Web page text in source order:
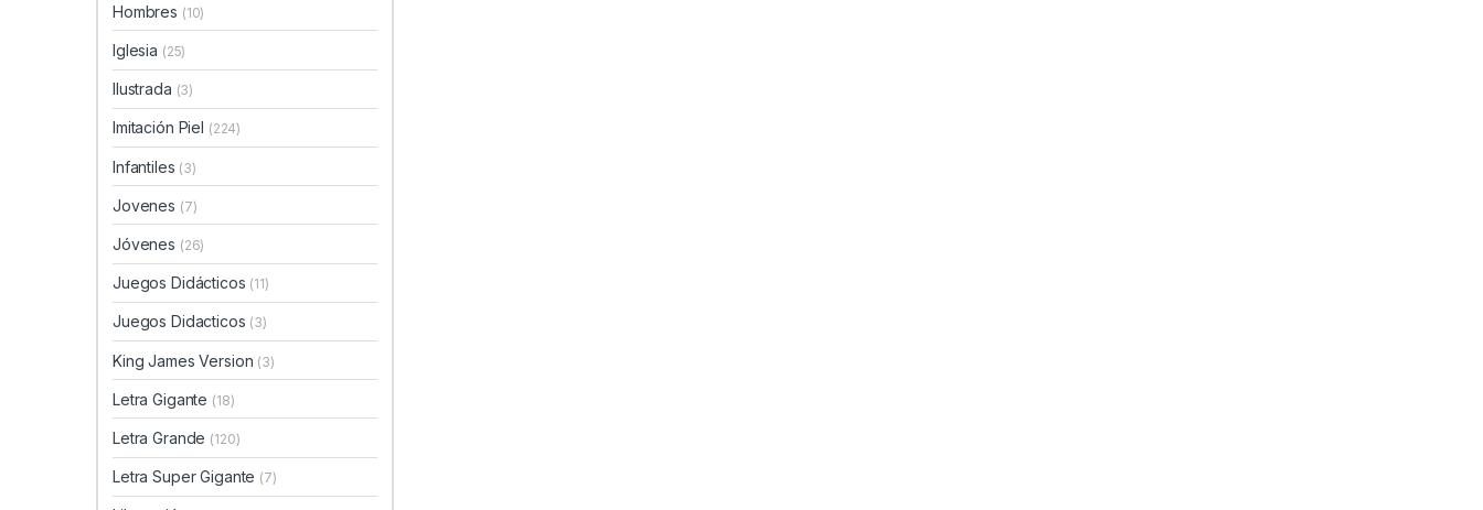
Hombres (10)
Iglesia (25)
Ilustrada (3)
Imitación Piel (224)
Infantiles (3)
Jovenes (7)
Jóvenes (26)
Juegos Didácticos (11)
Juegos Didacticos (3)
King James Version (3)
Letra Gigante (18)
Letra Grande (120)
Letra Super Gigante (7)